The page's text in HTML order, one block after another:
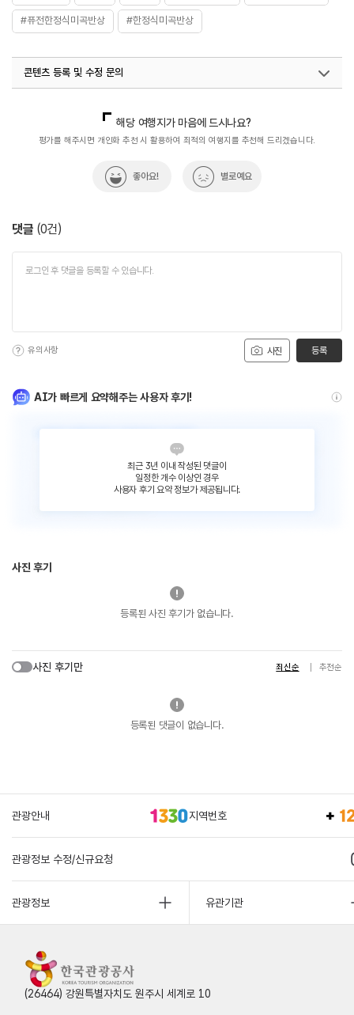
#퓨전한정식미곡반상 #한정식미곡반상
콘텐츠 등록 및 수정 문의
열린관광콘텐츠팀(열린관광-모두의여행)
033-738-3425
해당 여행지가 마음에 드시나요?
평가를 해주시면 개인화 추천 시 활용하여 최적의 여행지를 추천해 드리겠습니다.
좋아요! 별로예요
댓글 (0건)
사진
유의사항 등록
AI가 빠르게 요약해주는 사용자 후기!
최근 3년 이내 작성된 댓글이
일정한 개수 이상인 경우
사용자 후기 요약 정보가 제공됩니다.
사진 후기
등록된 사진 후기가 없습니다.
사진 후기만 최신순 추천순
등록된 댓글이 없습니다.
관광안내 지역번호
관광정보 수정/신규요청
관광정보 유관기관
(26464) 강원특별자치도 원주시 세계로 10